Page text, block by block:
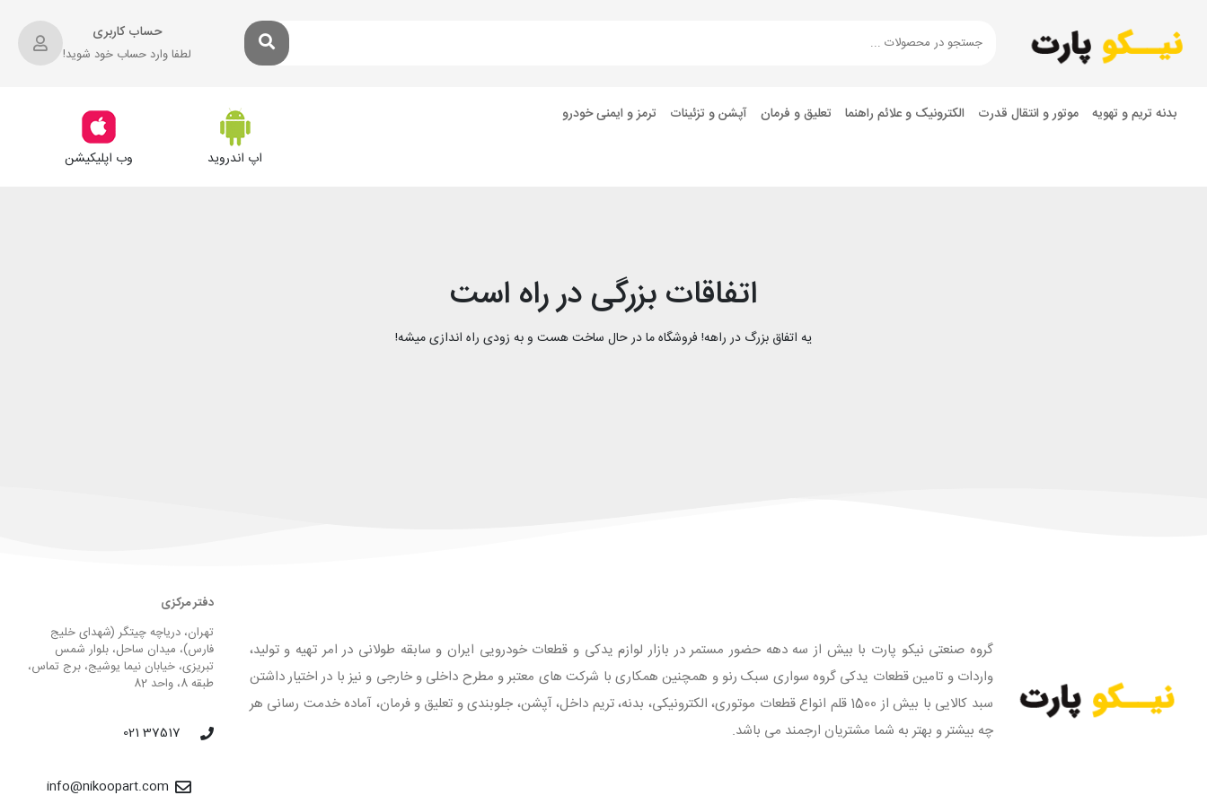
حساب کاربری
لطفا وارد حساب خود شوید!
بدنه تریم و تهویه موتور و انتقال قدرت الکترونیک و علائم راهنما تعلیق و فرمان آپشن و تزئینات ترمز و ایمنی خودرو
اپ اندروید وب اپلیکیشن
اتفاقات بزرگی در راه است
یه اتفاق بزرگ در راهه! فروشگاه ما در حال ساخت هست و به زودی راه اندازی میشه!
گروه صنعتی نیکو پارت با بیش از سه دهه حضور مستمر در بازار لوازم یدکی و قطعات خودرویی ایران و سابقه طولانی در امر تهیه و تولید،
واردات و تامین قطعات یدکی گروه سواری سبک رنو و همچنین همکاری با شرکت های معتبر و مطرح داخلی و خارجی و نیز با در اختیار داشتن
سبد کالایی با بیش از 1500 قلم انواع قطعات موتوری، الکترونیکی، بدنه، تریم داخل، آپشن، جلوبندی و تعلیق و فرمان، آماده خدمت رسانی هر
چه بیشتر و بهتر به شما مشتریان ارجمند می باشد.
دفتر مرکزی
تهران، دریاچه چیتگر (شهدای خلیج
فارس)، میدان ساحل، بلوار شمس
تبریزی، خیابان نیما یوشیج، برج تماس،
طبقه 8، واحد 82
37517 021
info@nikoopart.com